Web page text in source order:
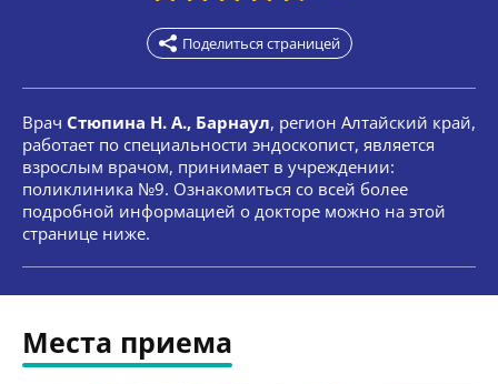
Поделиться страницей
Врач Стюпина Н. А., Барнаул, регион Алтайский край,
работает по специальности эндоскопист, является
взрослым врачом, принимает в учреждении:
поликлиника №9. Ознакомиться со всей более
подробной информацией о докторе можно на этой
странице ниже.
Места приема